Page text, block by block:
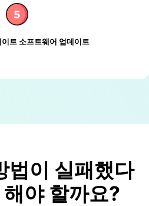
이트 소프트웨어 업데이트
법이 실패했다
야 할까요?